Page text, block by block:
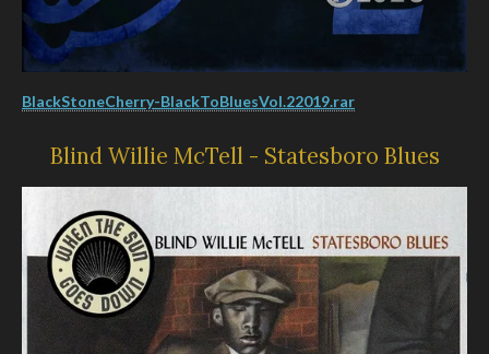
BlackStoneCherry-BlackToBluesVol.22019.rar
Blind Willie McTell - Statesboro Blues